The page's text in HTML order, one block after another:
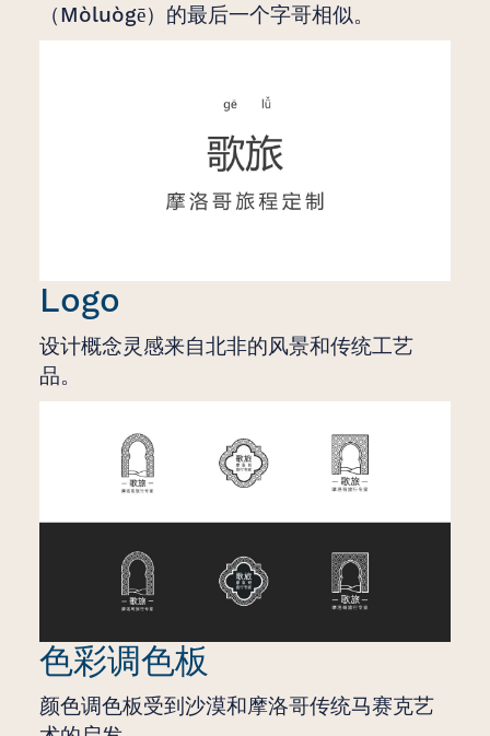
（Mòluògē）的最后一个字哥相似。
Logo
设计概念灵感来自北非的风景和传统工艺
品。
色彩调色板
颜色调色板受到沙漠和摩洛哥传统马赛克艺